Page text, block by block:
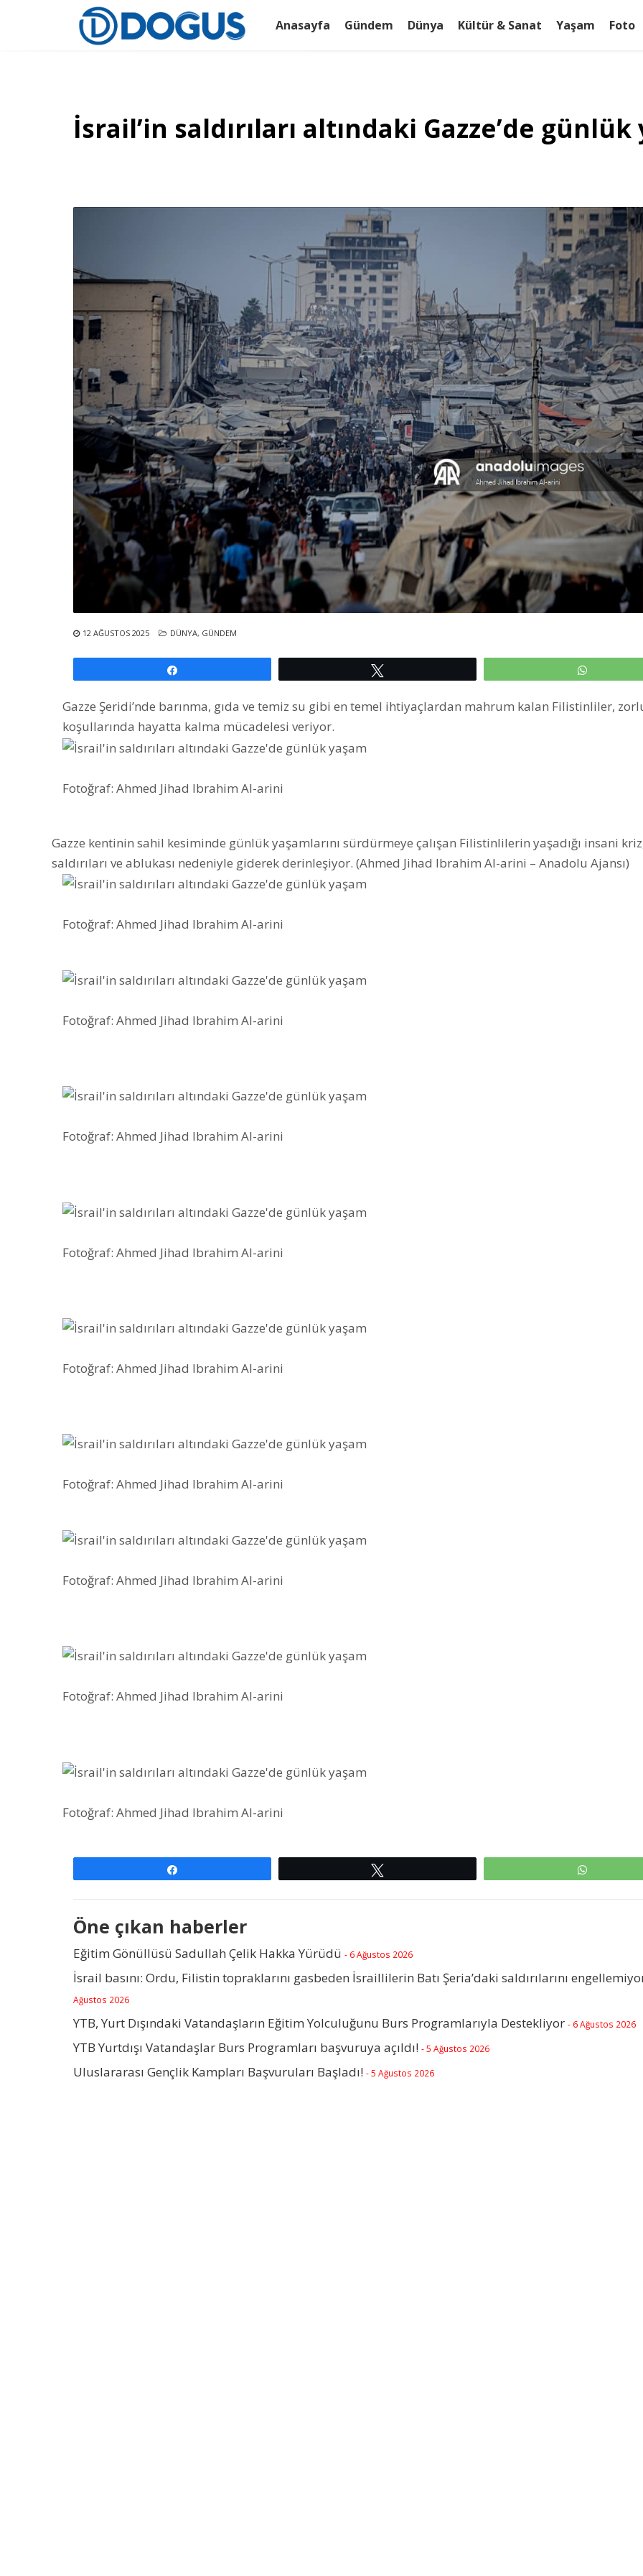
Anasayfa Gündem Dünya Kültür & Sanat Yaşam Foto
İsrail’in saldırıları altındaki Gazze’de günlük
12 AĞUSTOS 2025 DÜNYA, GÜNDEM
Gazze Şeridi’nde barınma, gıda ve temiz su gibi en temel ihtiyaçlardan mahrum kalan Filistinliler,
koşullarında hayatta kalma mücadelesi veriyor.
Fotoğraf: Ahmed Jihad Ibrahim Al-arini
​Gazze kentinin sahil kesiminde günlük yaşamlarını sürdürmeye çalışan Filistinlilerin yaşadığı insani
saldırıları ve ablukası nedeniyle giderek derinleşiyor. (Ahmed Jihad Ibrahim Al-arini – Anadolu Ajansı)
Fotoğraf: Ahmed Jihad Ibrahim Al-arini
Fotoğraf: Ahmed Jihad Ibrahim Al-arini
Fotoğraf: Ahmed Jihad Ibrahim Al-arini
Fotoğraf: Ahmed Jihad Ibrahim Al-arini
Fotoğraf: Ahmed Jihad Ibrahim Al-arini
Fotoğraf: Ahmed Jihad Ibrahim Al-arini
Fotoğraf: Ahmed Jihad Ibrahim Al-arini
Fotoğraf: Ahmed Jihad Ibrahim Al-arini
Fotoğraf: Ahmed Jihad Ibrahim Al-arini
Öne çıkan haberler
Eğitim Gönüllüsü Sadullah Çelik Hakka Yürüdü - 6 Ağustos 2026
İsrail basını: Ordu, Filistin topraklarını gasbeden İsraillilerin Batı Şeria’daki saldırılarını
Ağustos 2026
YTB, Yurt Dışındaki Vatandaşların Eğitim Yolculuğunu Burs Programlarıyla Destekliyor - 6 Ağustos 2026
YTB Yurtdışı Vatandaşlar Burs Programları başvuruya açıldı! - 5 Ağustos 2026
Uluslararası Gençlik Kampları Başvuruları Başladı! - 5 Ağustos 2026